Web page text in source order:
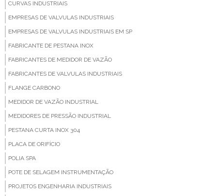
CURVAS INDUSTRIAIS
EMPRESAS DE VALVULAS INDUSTRIAIS
EMPRESAS DE VALVULAS INDUSTRIAIS EM SP
FABRICANTE DE PESTANA INOX
FABRICANTES DE MEDIDOR DE VAZÃO
FABRICANTES DE VALVULAS INDUSTRIAIS
FLANGE CARBONO
MEDIDOR DE VAZÃO INDUSTRIAL
MEDIDORES DE PRESSÃO INDUSTRIAL
PESTANA CURTA INOX 304
PLACA DE ORIFÍCIO
POLIA SPA
POTE DE SELAGEM INSTRUMENTAÇÃO
PROJETOS ENGENHARIA INDUSTRIAIS